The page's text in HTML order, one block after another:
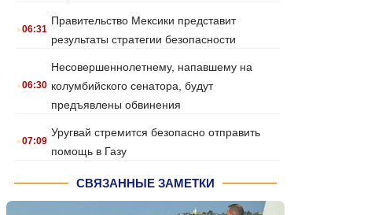
.06:31
Правительство Мексики представит
результаты стратегии безопасности
.06:30
Несовершеннолетнему, напавшему на
колумбийского сенатора, будут
предъявлены обвинения
.07:09
Уругвай стремится безопасно отправить
помощь в Газу
СВЯЗАННЫЕ ЗАМЕТКИ